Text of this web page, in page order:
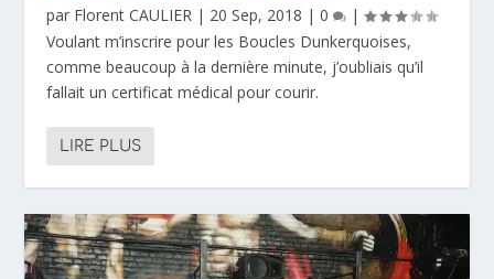
par Florent CAULIER | 20 Sep, 2018 |0
|
Voulant m’inscrire pour les Boucles Dunkerquoises,
comme beaucoup à la dernière minute, j’oubliais qu’il
fallait un certificat médical pour courir.
LIRE PLUS